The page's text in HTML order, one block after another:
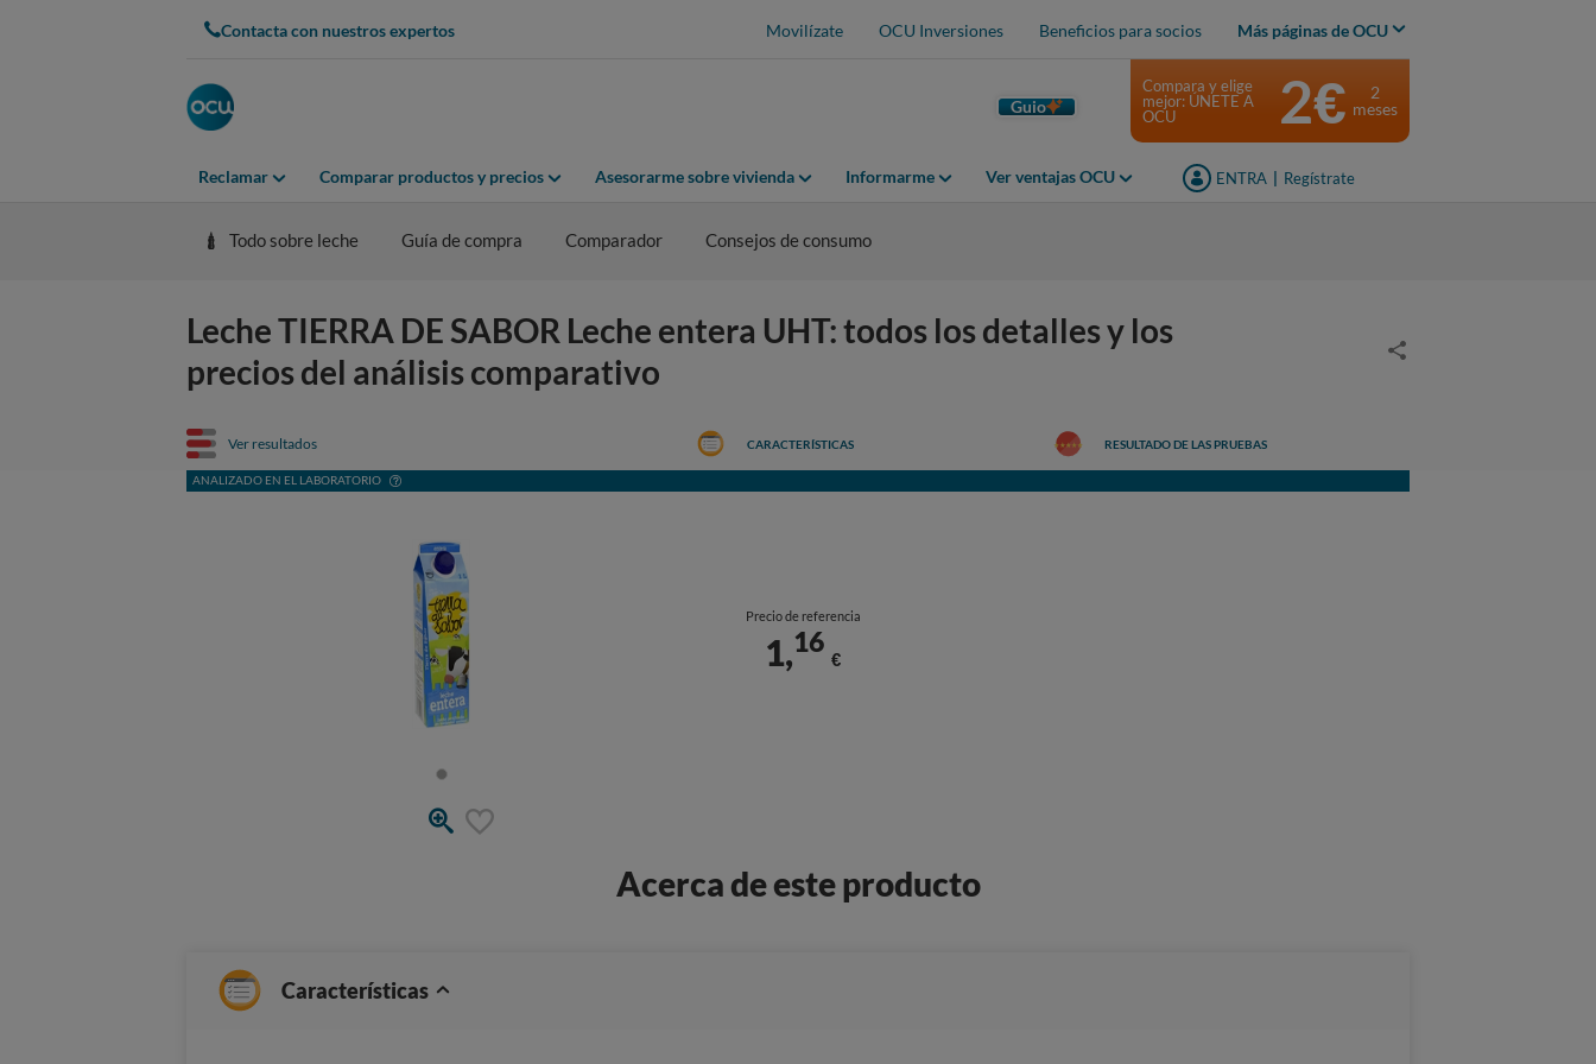
Contacta con nuestros expertos Movilízate OCU Inversiones Beneficios para socios Más páginas de OCU
Guio
Reclamar Comparar productos y precios Asesorarme sobre vivienda Informarme Ver ventajas OCU ENTRA Regístrate
Compara y elige
mejor: ÚNETE A
OCU
2€
2
meses
Todo sobre leche Guía de compra Comparador Consejos de consumo
Leche TIERRA DE SABOR Leche entera UHT: todos los detalles y los
precios del análisis comparativo
Ver resultados
ANALIZADO EN EL LABORATORIO
CARACTERÍSTICAS RESULTADO DE LAS PRUEBAS
Precio de referencia
1,16
€
Acerca de este producto
Características